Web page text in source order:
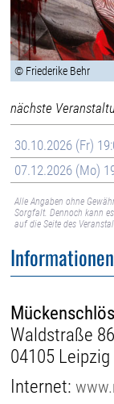
© Friederike Behr
nächste
30.10.2026 (Fr)
07.12.2026 (Mo)
Alle Angaben ohne
Sorgfalt. Dennoch kann
auf die Seite des
Waldstraße 86
04105 Leipzig
Internet: